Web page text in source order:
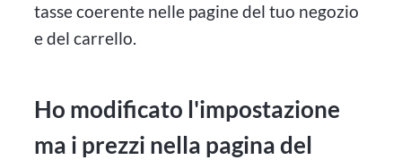
tasse coerente nelle pagine del tuo negozio
e del carrello.
Ho modificato l'impostazione
ma i prezzi nella pagina del